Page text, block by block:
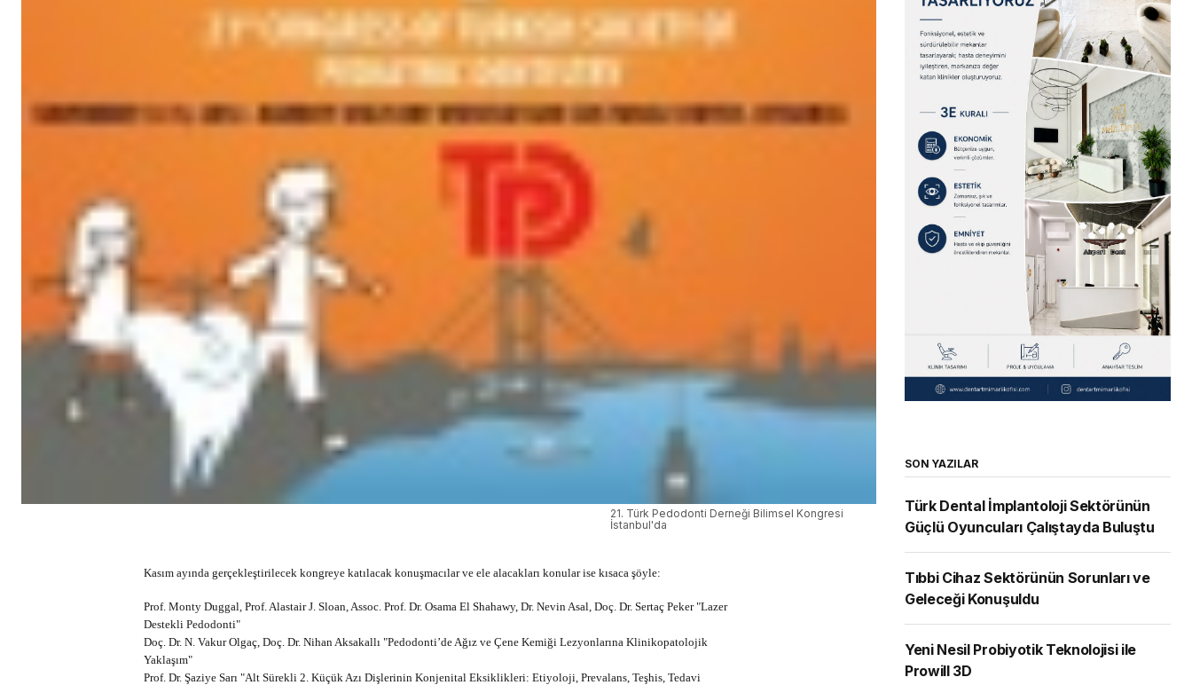
21. Türk Pedodonti Derneği Bilimsel Kongresi
İstanbul'da
Kasım ayında gerçekleştirilecek kongreye katılacak konuşmacılar ve ele alacakları konular ise kısaca şöyle:
Prof. Monty Duggal, Prof. Alastair J. Sloan, Assoc. Prof. Dr. Osama El Shahawy, Dr. Nevin Asal, Doç. Dr. Sertaç Peker "Lazer
Destekli Pedodonti"
Doç. Dr. N. Vakur Olgaç, Doç. Dr. Nihan Aksakallı "Pedodonti’de Ağız ve Çene Kemiği Lezyonlarına Klinikopatolojik
Yaklaşım"
Prof. Dr. Şaziye Sarı "Alt Sürekli 2. Küçük Azı Dişlerinin Konjenital Eksiklikleri: Etiyoloji, Prevalans, Teşhis, Tedavi
SON YAZILAR
Türk Dental İmplantoloji Sektörünün
Güçlü Oyuncuları Çalıştayda Buluştu
Tıbbi Cihaz Sektörünün Sorunları ve
Geleceği Konuşuldu
Yeni Nesil Probiyotik Teknolojisi ile
Prowill 3D